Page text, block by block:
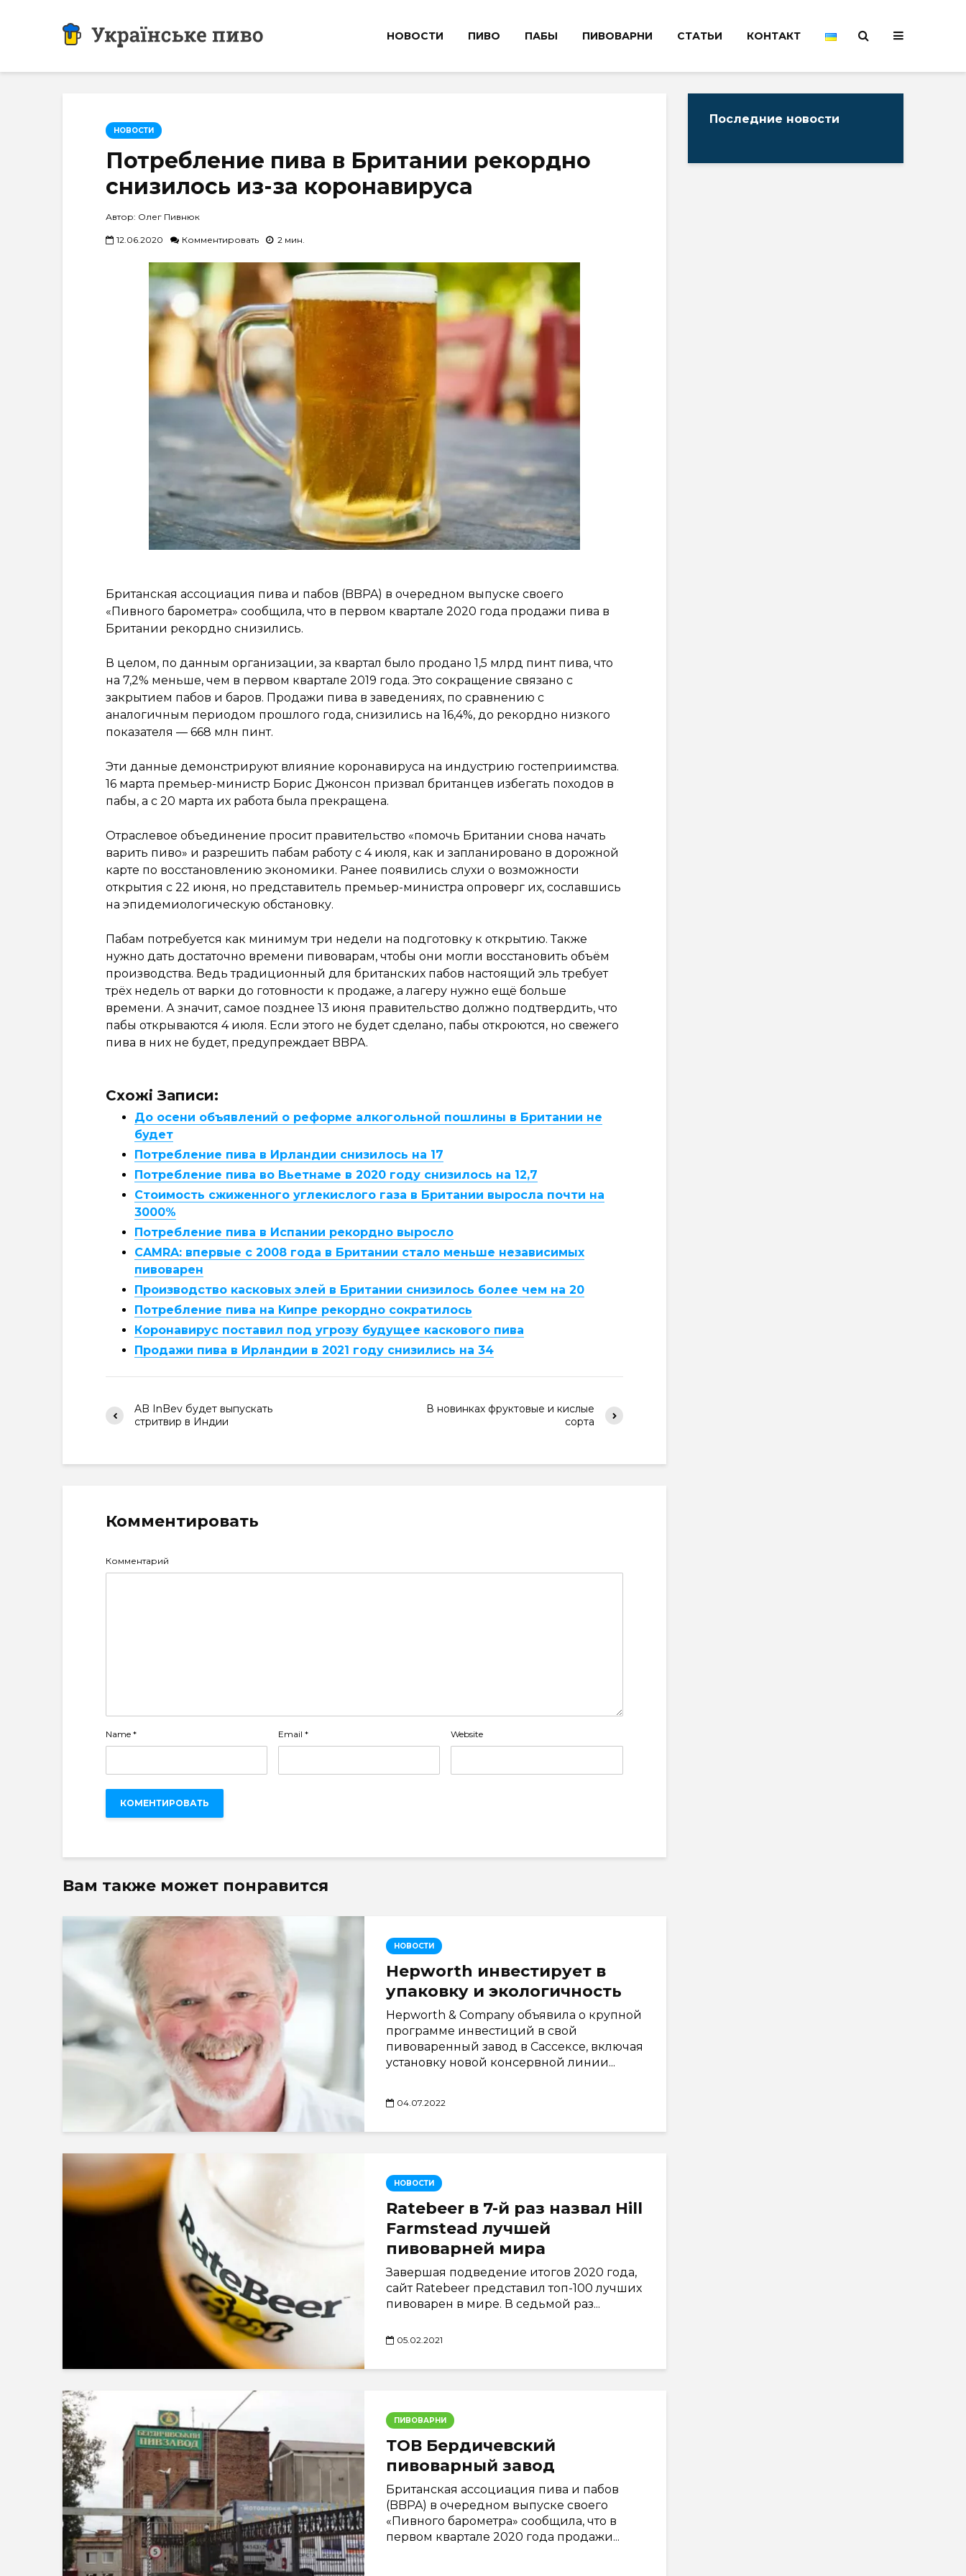
НОВОСТИ ПИВО ПАБЫ ПИВОВАРНИ СТАТЬИ КОНТАКТ
НОВОСТИ
Потребление пива в Британии рекордно
снизилось из-за коронавируса
Автор: Олег Пивнюк
12.06.2020 Комментировать 2 мин.
Британская ассоциация пива и пабов (BBPA) в очередном выпуске своего
«Пивного барометра» сообщила, что в первом квартале 2020 года продажи пива в
Британии рекордно снизились.
В целом, по данным организации, за квартал было продано 1,5 млрд пинт пива, что
на 7,2% меньше, чем в первом квартале 2019 года. Это сокращение связано с
закрытием пабов и баров. Продажи пива в заведениях, по сравнению с
аналогичным периодом прошлого года, снизились на 16,4%, до рекордно низкого
показателя — 668 млн пинт.
Эти данные демонстрируют влияние коронавируса на индустрию гостеприимства.
16 марта премьер-министр Борис Джонсон призвал британцев избегать походов в
пабы, а с 20 марта их работа была прекращена.
Отраслевое объединение просит правительство «помочь Британии снова начать
варить пиво» и разрешить пабам работу с 4 июля, как и запланировано в дорожной
карте по восстановлению экономики. Ранее появились слухи о возможности
открытия с 22 июня, но представитель премьер-министра опроверг их, сославшись
на эпидемиологическую обстановку.
Пабам потребуется как минимум три недели на подготовку к открытию. Также
нужно дать достаточно времени пивоварам, чтобы они могли восстановить объём
производства. Ведь традиционный для британских пабов настоящий эль требует
трёх недель от варки до готовности к продаже, а лагеру нужно ещё больше
времени. А значит, самое позднее 13 июня правительство должно подтвердить, что
пабы открываются 4 июля. Если этого не будет сделано, пабы откроются, но свежего
пива в них не будет, предупреждает BBPA.
Схожі Записи:
До осени объявлений о реформе алкогольной пошлины в Британии не
будет
Потребление пива в Ирландии снизилось на 17
Потребление пива во Вьетнаме в 2020 году снизилось на 12,7
Стоимость сжиженного углекислого газа в Британии выросла почти на
3000%
Потребление пива в Испании рекордно выросло
CAMRA: впервые с 2008 года в Британии стало меньше независимых
пивоварен
Производство касковых элей в Британии снизилось более чем на 20
Потребление пива на Кипре рекордно сократилось
Коронавирус поставил под угрозу будущее каскового пива
Продажи пива в Ирландии в 2021 году снизились на 34
AB InBev будет выпускать
стритвир в Индии
В новинках фруктовые и кислые
сорта
Комментировать
Комментарий
Name * Email * Website
Вам также может понравится
НОВОСТИ
Hepworth инвестирует в
упаковку и экологичность
Hepworth & Company объявила о крупной
программе инвестиций в свой
пивоваренный завод в Сассексе, включая
установку новой консервной линии...
04.07.2022
НОВОСТИ
Ratebeer в 7-й раз назвал Hill
Farmstead лучшей
пивоварней мира
Завершая подведение итогов 2020 года,
сайт Ratebeer представил топ-100 лучших
пивоварен в мире. В седьмой раз...
05.02.2021
ПИВОВАРНИ
ТОВ Бердичевский
пивоварный завод
Британская ассоциация пива и пабов
(BBPA) в очередном выпуске своего
«Пивного барометра» сообщила, что в
первом квартале 2020 года продажи...
Последние новости